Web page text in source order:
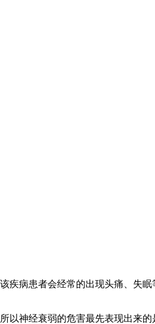
病患者会经常的出现头痛、失眠
神经衰弱的危害最先表现出来的